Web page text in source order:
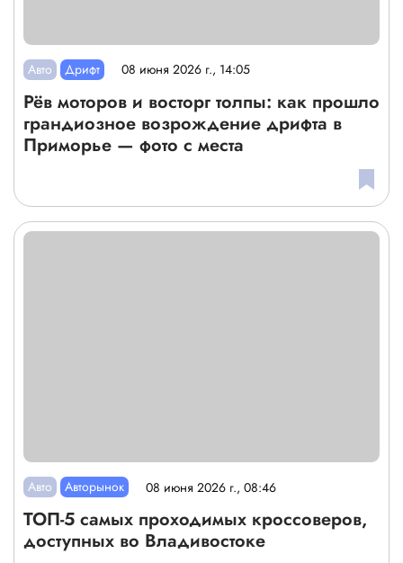
Авто Дрифт 08 июня 2026 г., 14:05
Рёв моторов и восторг толпы: как прошло
грандиозное возрождение дрифта в
Приморье — фото с места
Авто Авторынок 08 июня 2026 г., 08:46
ТОП-5 самых проходимых кроссоверов,
доступных во Владивостоке